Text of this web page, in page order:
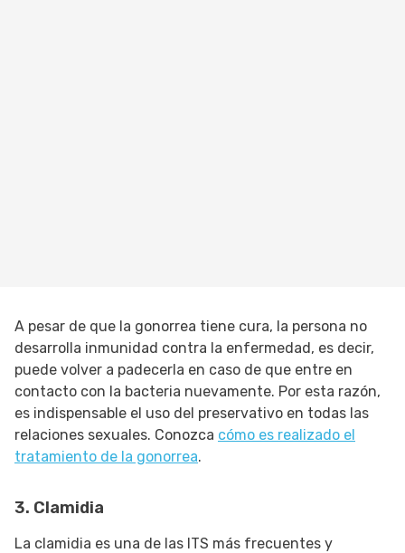
A pesar de que la gonorrea tiene cura, la persona no
desarrolla inmunidad contra la enfermedad, es decir,
puede volver a padecerla en caso de que entre en
contacto con la bacteria nuevamente. Por esta razón,
es indispensable el uso del preservativo en todas las
relaciones sexuales. Conozca cómo es realizado el
tratamiento de la gonorrea.
3. Clamidia
La clamidia es una de las ITS más frecuentes y